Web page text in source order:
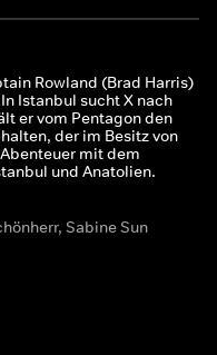
Rowland (Brad Harris)
Istanbul sucht X nach
er vom Pentagon den
der im Besitz von
mit dem
und Anatolien.
Sabine Sun